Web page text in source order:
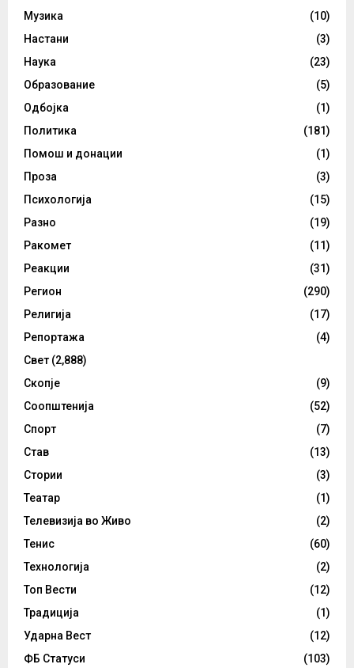
Музика
(10)
Настани
(3)
Наука
(23)
Образование
(5)
Одбојка
(1)
Политика
(181)
Помош и донации
(1)
Проза
(3)
Психологија
(15)
Разно
(19)
Ракомет
(11)
Реакции
(31)
Регион
(290)
Религија
(17)
Репортажа
(4)
Свет (2,888)
Скопје
(9)
Соопштенија
(52)
Спорт
(7)
Став
(13)
Стории
(3)
Театар
(1)
Телевизија во Живо
(2)
Тенис
(60)
Технологија
(2)
Топ Вести
(12)
Традиција
(1)
Ударна Вест
(12)
ФБ Статуси
(103)